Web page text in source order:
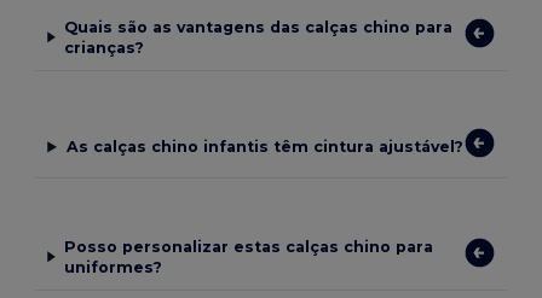
Quais são as vantagens das calças chino para
crianças?
As calças chino infantis têm cintura ajustável?
Posso personalizar estas calças chino para
uniformes?